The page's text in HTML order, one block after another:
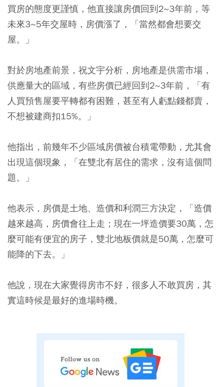
買房的態度更謹慎，他直接讓房價回到2~3年前，等
未來3~5年交屋時，房價漲了，「當然都會想要交
屋。」
對於房地產前景，祝文宇分析，房地產是供需市場，
供應量大的區域，有些房價已經回到2~3年前，「有
人買預售屋要平轉都有困難，甚至有人虧點錢都賣，
不想被建商扣15%。」
他指出，前幾年不少區域房價被台積電帶動，尤其會
出現這個現象，「在雙北有居住的需求，沒有這個問
題。」
他表示，房價是土地、造價和利潤三方決定，「造價
越來越高，房價會往上走；現在一坪造價要30萬，怎
麼可能有便宜的房子，雙北地板價就是50萬，怎麼可
能降的下去。」
他說，現在大家覺得房市不好，很多人不敢買房，其
實這時候是最好的進場時機。